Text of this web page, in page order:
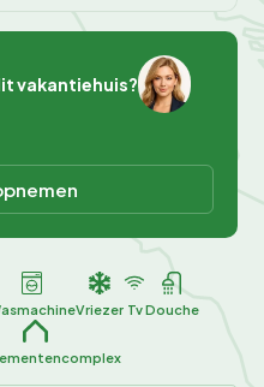
vakantiehuis?
Vriezer TvDouche